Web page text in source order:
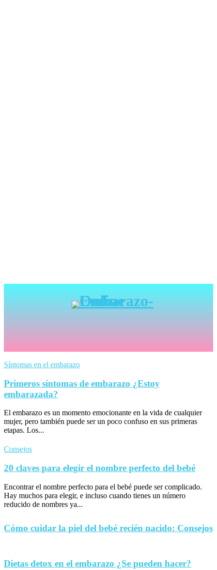
Síntomas en el embarazo
Primeros síntomas de embarazo ¿Estoy
embarazada?
El embarazo es un momento emocionante en la vida de cualquier
mujer, pero también puede ser un poco confuso en sus primeras
etapas. Los...
Consejos
20 claves para elegir el nombre perfecto del bebé
Encontrar el nombre perfecto para el bebé puede ser complicado.
Hay muchos para elegir, e incluso cuando tienes un número
reducido de nombres ya...
Cómo cuidar la piel del bebé recién nacido: Consejos
Dietas detox en el embarazo ¿Se pueden hacer?